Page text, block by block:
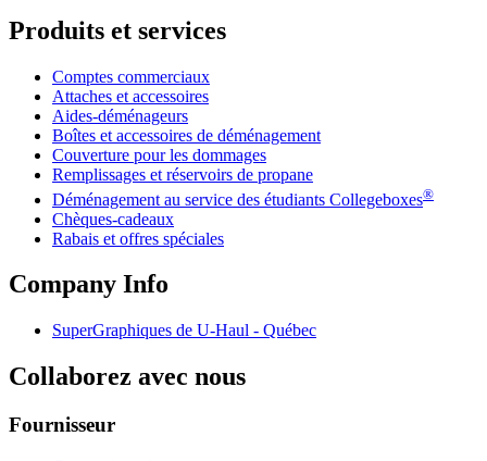
Produits et services
Comptes commerciaux
Attaches et accessoires
Aides-déménageurs
Boîtes et accessoires de déménagement
Couverture pour les dommages
Remplissages et réservoirs de propane
Déménagement au service des étudiants Collegeboxes®
Chèques-cadeaux
Rabais et offres spéciales
Company Info
SuperGraphiques de U-Haul - Québec
Collaborez avec nous
Fournisseur